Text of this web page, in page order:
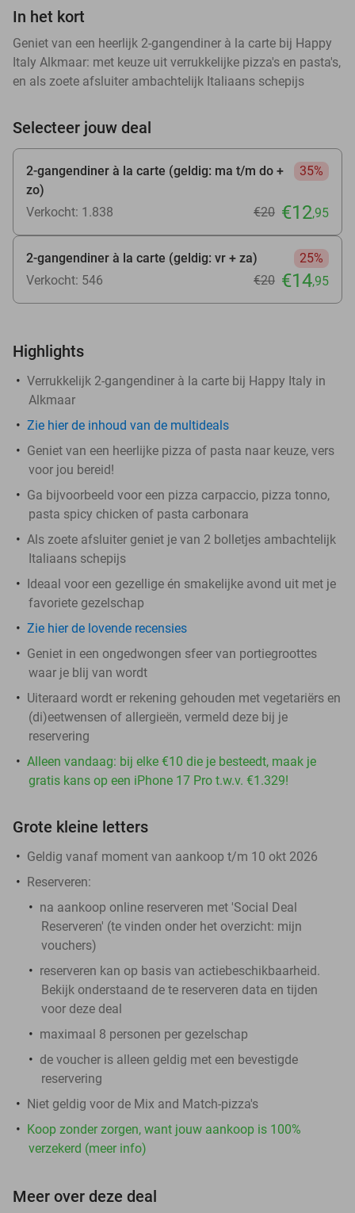
In het kort
Geniet van een heerlijk 2-gangendiner à la carte bij Happy
Italy Alkmaar: met keuze uit verrukkelijke pizza's en pasta's,
en als zoete afsluiter ambachtelijk Italiaans schepijs
Selecteer jouw deal
2-gangendiner à la carte (geldig: ma t/m do +
zo)
35%
Verkocht: 1.838 €20 €12,95
2-gangendiner à la carte (geldig: vr + za)
25%
Verkocht: 546
€20 €14,95
Highlights
Verrukkelijk 2-gangendiner à la carte bij Happy Italy in
Alkmaar
Zie hier de inhoud van de multideals
Geniet van een heerlijke pizza of pasta naar keuze, vers
voor jou bereid!
Ga bijvoorbeeld voor een pizza carpaccio, pizza tonno,
pasta spicy chicken of pasta carbonara
Als zoete afsluiter geniet je van 2 bolletjes ambachtelijk
Italiaans schepijs
Ideaal voor een gezellige én smakelijke avond uit met je
favoriete gezelschap
Zie hier de lovende recensies
Geniet in een ongedwongen sfeer van portiegroottes
waar je blij van wordt
Uiteraard wordt er rekening gehouden met vegetariërs en
(di)eetwensen of allergieën, vermeld deze bij je
reservering
Alleen vandaag: bij elke €10 die je besteedt, maak je
gratis kans op een iPhone 17 Pro t.w.v. €1.329!
Grote kleine letters
Geldig vanaf moment van aankoop t/m 10 okt 2026
Reserveren:
na aankoop online reserveren met 'Social Deal
Reserveren' (te vinden onder het overzicht: mijn
vouchers)
reserveren kan op basis van actiebeschikbaarheid.
Bekijk onderstaand de te reserveren data en tijden
voor deze deal
maximaal 8 personen per gezelschap
de voucher is alleen geldig met een bevestigde
reservering
Niet geldig voor de Mix and Match-pizza's
Koop zonder zorgen, want jouw aankoop is 100%
verzekerd (meer info)
Meer over deze deal